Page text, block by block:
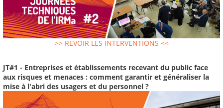
>> REVOIR LES INTERVENTIONS <<
JT#1 - Entreprises et établissements recevant du public face
aux risques et menaces : comment garantir et généraliser la
mise à l'abri des usagers et du personnel ?